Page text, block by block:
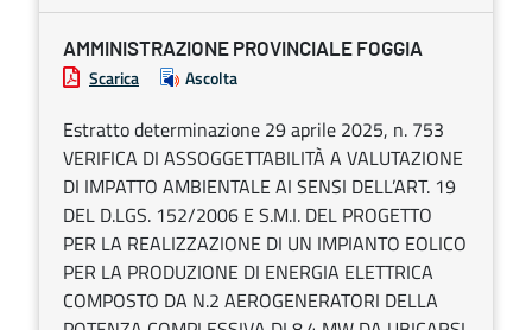
AMMINISTRAZIONE PROVINCIALE FOGGIA
Scarica Ascolta
Estratto determinazione 29 aprile 2025, n. 753
VERIFICA DI ASSOGGETTABILITÀ A VALUTAZIONE
DI IMPATTO AMBIENTALE AI SENSI DELL’ART. 19
DEL D.LGS. 152/2006 E S.M.I. DEL PROGETTO
PER LA REALIZZAZIONE DI UN IMPIANTO EOLICO
PER LA PRODUZIONE DI ENERGIA ELETTRICA
COMPOSTO DA N.2 AEROGENERATORI DELLA